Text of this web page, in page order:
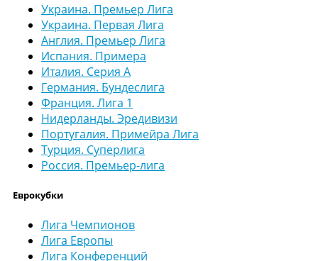
Украина. Премьер Лига
Украина. Первая Лига
Англия. Премьер Лига
Испания. Примера
Италия. Серия А
Германия. Бундеслига
Франция. Лига 1
Нидерланды. Эредивизи
Португалия. Примейра Лига
Турция. Суперлига
Россия. Премьер-лига
Еврокубки
Лига Чемпионов
Лига Европы
Лига Конференций